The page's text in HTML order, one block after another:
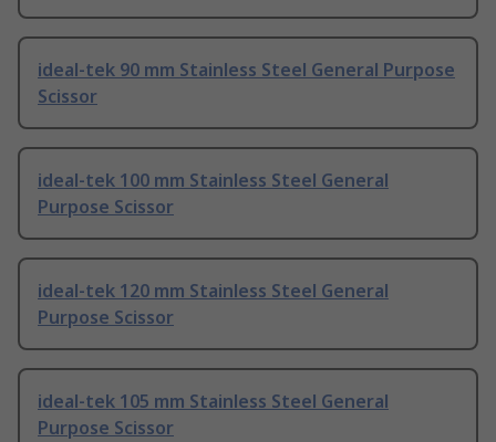
ideal-tek 90 mm Stainless Steel General Purpose
Scissor
ideal-tek 100 mm Stainless Steel General
Purpose Scissor
ideal-tek 120 mm Stainless Steel General
Purpose Scissor
ideal-tek 105 mm Stainless Steel General
Purpose Scissor